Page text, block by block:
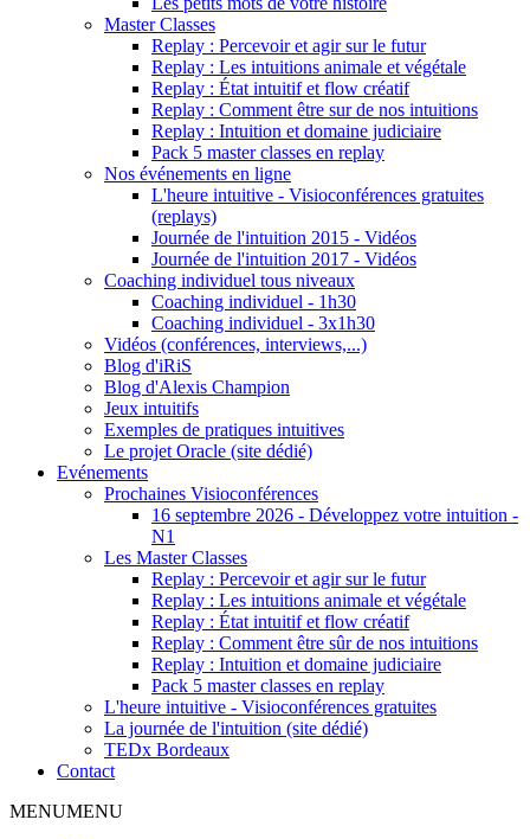
Master Classes
Replay : Percevoir et agir sur le futur
Replay : Les intuitions animale et végétale
Replay : État intuitif et flow créatif
Replay : Comment être sur de nos intuitions
Replay : Intuition et domaine judiciaire
Pack 5 master classes en replay
Nos événements en ligne
L'heure intuitive - Visioconférences gratuites
(replays)
Journée de l'intuition 2015 - Vidéos
Journée de l'intuition 2017 - Vidéos
Coaching individuel tous niveaux
Coaching individuel - 1h30
Coaching individuel - 3x1h30
Vidéos (conférences, interviews,...)
Blog d'iRiS
Blog d'Alexis Champion
Jeux intuitifs
Exemples de pratiques intuitives
Le projet Oracle (site dédié)
Evénements
Prochaines Visioconférences
16 septembre 2026 - Développez votre intuition -
N1
Les Master Classes
Replay : Percevoir et agir sur le futur
Replay : Les intuitions animale et végétale
Replay : État intuitif et flow créatif
Replay : Comment être sûr de nos intuitions
Replay : Intuition et domaine judiciaire
Pack 5 master classes en replay
L'heure intuitive - Visioconférences gratuites
La journée de l'intuition (site dédié)
TEDx Bordeaux
Contact
MENUMENU